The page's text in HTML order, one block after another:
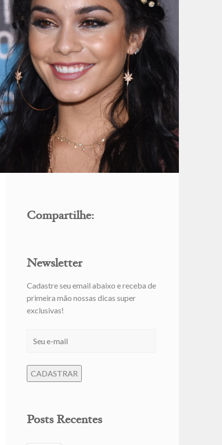
Compartilhe:
Newsletter
Cadastre seu email abaixo e receba de
primeira mão nossas dicas super
exclusivas!
Posts Recentes